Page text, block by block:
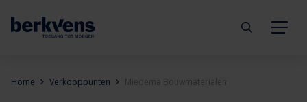
Home Verkooppunten Miedema Bouwmaterialen